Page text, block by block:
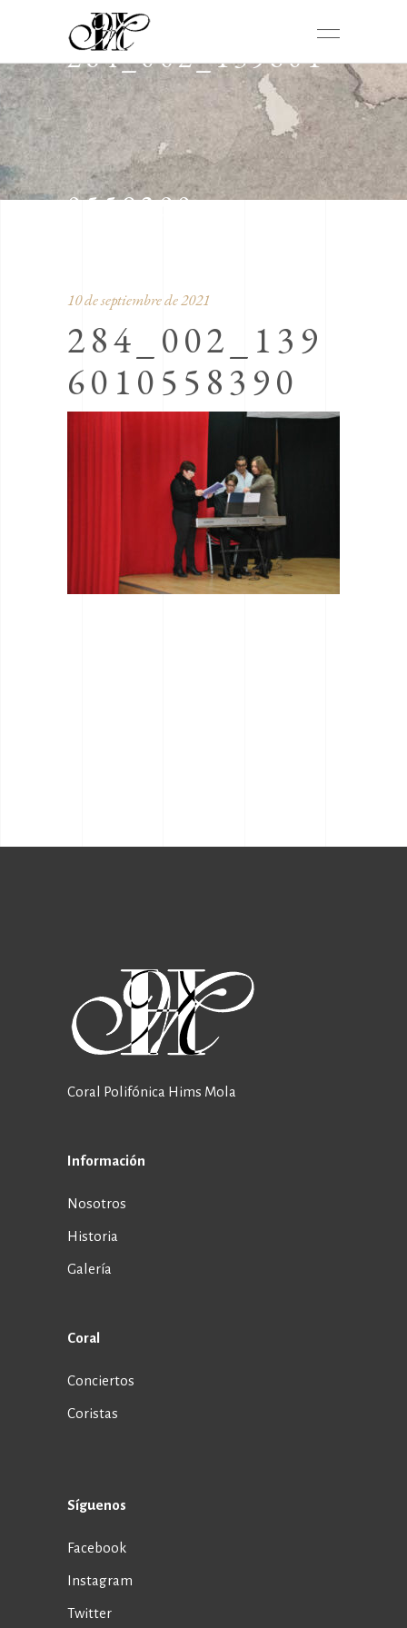
284_002_139601
0558390
10 de septiembre de 2021
284_002_139
6010558390
Coral Polifónica Hims Mola
Información
Nosotros
Historia
Galería
Coral
Conciertos
Coristas
Síguenos
Facebook
Instagram
Twitter